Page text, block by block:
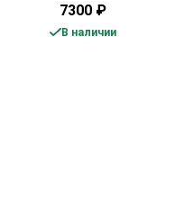
7300 ₽
В наличии